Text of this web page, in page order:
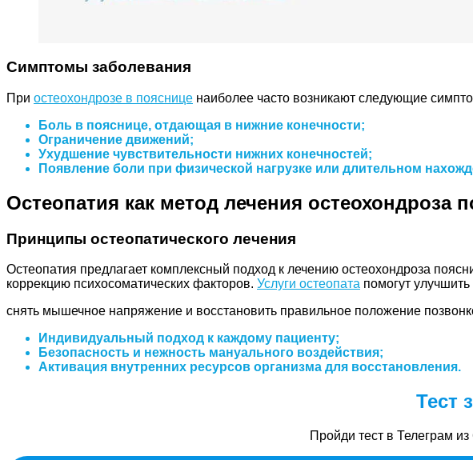
Симптомы заболевания
При остеохондрозе в пояснице наиболее часто возникают следующие
Боль в пояснице, отдающая в нижние конечности;
Ограничение движений;
Ухудшение чувствительности нижних конечностей;
Появление боли при физической нагрузке или длительном
Остеопатия как метод лечения остеохондроза
Принципы остеопатического лечения
Остеопатия предлагает комплексный подход к лечению остеохондроза
коррекцию психосоматических факторов. Услуги остеопата помогут
снять мышечное напряжение и восстановить правильное положение
Индивидуальный подход к каждому пациенту;
Безопасность и нежность мануального воздействия;
Активация внутренних ресурсов организма для восстановления.
Тест
Пройди тест в Телеграм